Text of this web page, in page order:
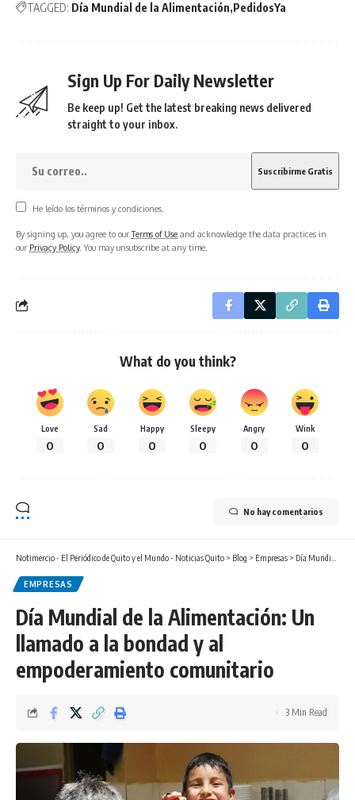
TAGGED: Día Mundial de la Alimentación PedidosYa
Sign Up For Daily Newsletter
Be keep up! Get the latest breaking news delivered
straight to your inbox.
He leído los términos y condiciones.
By signing up, you agree to ourTerms of Use and acknowledge the data practices in
our Privacy Policy. You may unsubscribe at any time.
What do you think?
Love
0
Sad
0
Happy
0
Sleepy
0
Angry
0
Wink
0
No hay comentarios
Notimercio - El Periódico de Quito y el Mundo - Noticias Quito > Blog > Empresas > Día Mundial de la Alimentación: Un llamado a la bondad y al empoderamiento comunitario
EMPRESAS
Día Mundial de la Alimentación: Un
llamado a la bondad y al
empoderamiento comunitario
3 Min Read